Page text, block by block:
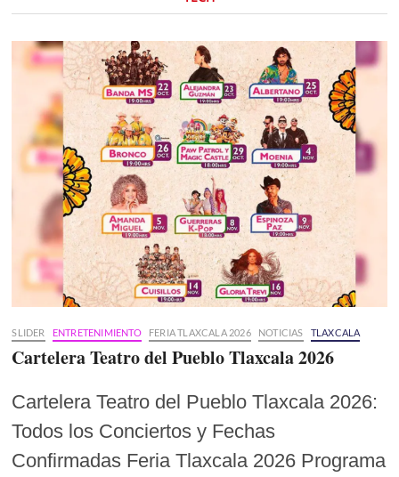
SLIDER ENTRETENIMIENTO FERIA TLAXCALA 2026 NOTICIAS TLAXCALA
Cartelera Teatro del Pueblo Tlaxcala 2026
Cartelera Teatro del Pueblo Tlaxcala 2026:
Todos los Conciertos y Fechas
Confirmadas Feria Tlaxcala 2026 Programa